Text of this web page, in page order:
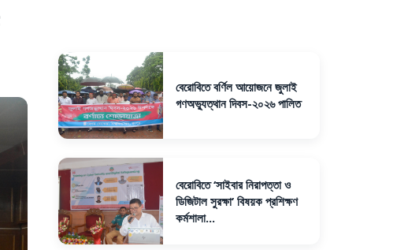
বেরোবিতে বর্ণিল আয়োজনে জুলাই
গণঅভ্যুত্থান দিবস-২০২৬ পালিত
বেরোবিতে ‘সাইবার নিরাপত্তা ও
ডিজিটাল সুরক্ষা’ বিষয়ক প্রশিক্ষণ
কর্মশালা...